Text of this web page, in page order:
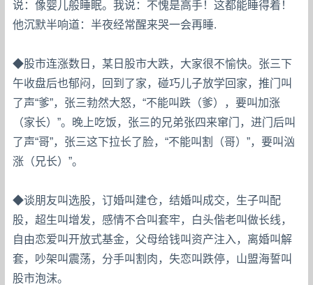
说：像婴儿般睡眠。我说：不愧是高手！这都能睡得着！
他沉默半响道：半夜经常醒来哭一会再睡.
◆股市连涨数日，某日股市大跌，大家很不愉快。张三下
午收盘后也郁闷，回到了家，碰巧儿子放学回家，推门叫
了声“爹”，张三勃然大怒，“不能叫跌（爹），要叫加涨
（家长）”。晚上吃饭，张三的兄弟张四来窜门，进门后叫
了声“哥”，张三这下拉长了脸，“不能叫割（哥）”，要叫汹
涨（兄长）”。
◆谈朋友叫选股，订婚叫建仓，结婚叫成交，生子叫配
股，超生叫增发，感情不合叫套牢，白头偕老叫做长线，
自由恋爱叫开放式基金，父母给钱叫资产注入，离婚叫解
套，吵架叫震荡，分手叫割肉，失恋叫跌停，山盟海誓叫
股市泡沫。